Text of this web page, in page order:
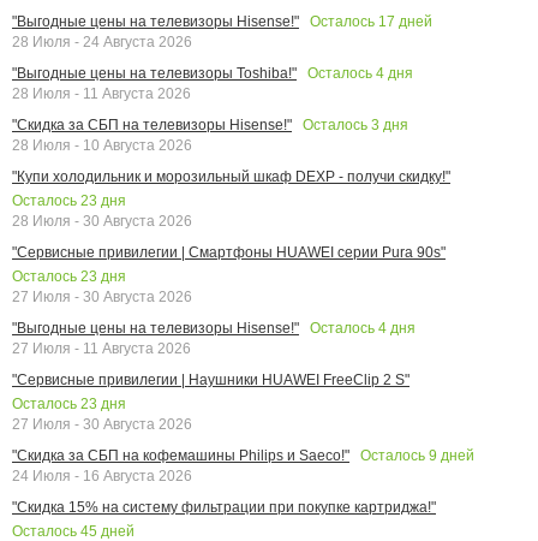
"Выгодные цены на телевизоры Hisense!"
Осталось 17 дней
28 Июля - 24 Августа 2026
"Выгодные цены на телевизоры Toshiba!"
Осталось 4 дня
28 Июля - 11 Августа 2026
"Скидка за СБП на телевизоры Hisense!"
Осталось 3 дня
28 Июля - 10 Августа 2026
"Купи холодильник и морозильный шкаф DEXP - получи скидку!"
Осталось 23 дня
28 Июля - 30 Августа 2026
"Сервисные привилегии | Смартфоны HUAWEI серии Pura 90s"
Осталось 23 дня
27 Июля - 30 Августа 2026
"Выгодные цены на телевизоры Hisense!"
Осталось 4 дня
27 Июля - 11 Августа 2026
"Сервисные привилегии | Наушники HUAWEI FreeClip 2 S"
Осталось 23 дня
27 Июля - 30 Августа 2026
"Скидка за СБП на кофемашины Philips и Saeco!"
Осталось 9 дней
24 Июля - 16 Августа 2026
"Скидка 15% на систему фильтрации при покупке картриджа!"
Осталось 45 дней